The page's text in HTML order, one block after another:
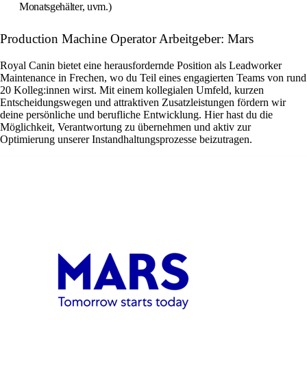
Monatsgehälter, uvm.)
Production Machine Operator Arbeitgeber: Mars
Royal Canin bietet eine herausfordernde Position als Leadworker
Maintenance in Frechen, wo du Teil eines engagierten Teams von rund
20 Kolleg:innen wirst. Mit einem kollegialen Umfeld, kurzen
Entscheidungswegen und attraktiven Zusatzleistungen fördern wir
deine persönliche und berufliche Entwicklung. Hier hast du die
Möglichkeit, Verantwortung zu übernehmen und aktiv zur
Optimierung unserer Instandhaltungsprozesse beizutragen.